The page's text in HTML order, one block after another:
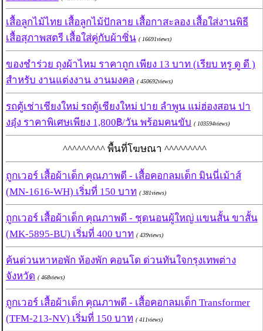
เสื้อลูกไม้ไทย เสื้อลูกไม้ปักลาย เสื้อกาสะลอง เสื้อใส่งานพิธี
เสื้อสุภาพสตรี เสื้อใส่คู่กับผ้าซิ่น ( 16691views)
ของชำร่วย ถุงผ้าไหม ราคาถูก เพียง 13 บาท (เรียบ หรู ดู ดี )
สำหรับ งานแต่งงาน งานมงคล ( 450692views)
รถตู้เช่าเชียงใหม่ รถตู้เชียงใหม่ ปาย ลำพูน แม่ฮ่องสอน ปา
งอุ๋ง ราคาพิเศษเพียง 1,800฿/วัน พร้อมคนขับ ( 103594views)
^^^^^^^^^ พื้นที่โฆษณา ^^^^^^^^^
ถูกเวอร์ เสื้อผ้าเด็ก คุณภาพดี - เสื้อคอกลมเด็ก มินนี่เม้าส์
(MN-1616-WH) เริ่มที่ 150 บาท ( 381views)
ถูกเวอร์ เสื้อผ้าเด็ก คุณภาพดี - ชุดนอนผู้ใหญ่ แขนสั้น ขาสั้น
(MK-5895-BU) เริ่มที่ 400 บาท ( 439views)
ค้นด่วนหาหอพัก ห้องพัก คอนโด ด่วนทันใจกรุงเทพต่าง
จังหวัด ( 468views)
ถูกเวอร์ เสื้อผ้าเด็ก คุณภาพดี - เสื้อคอกลมเด็ก Transformer
(TFM-213-NV) เริ่มที่ 150 บาท ( 411views)